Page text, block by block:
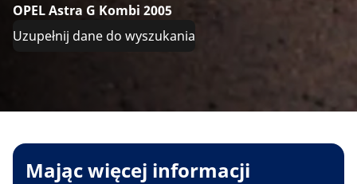
OPEL Astra G Kombi 2005
Uzupełnij dane do wyszukania
Mając więcej informacji